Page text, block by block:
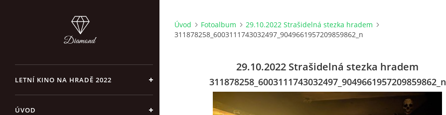
LETNÍ KINO NA HRADĚ 2022
ÚVOD
Úvod Fotoalbum
29.10.2022 Strašidelná stezka hradem
311878258_6003111743032497_9049661957209859862_n
29.10.2022 Strašidelná stezka hradem
311878258_6003111743032497_9049661957209859862_n